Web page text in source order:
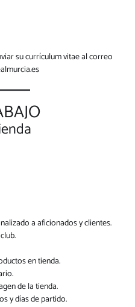
su currículum vitae al correo
a aficionados y clientes.
en tienda.
de la tienda.
y días de partido.